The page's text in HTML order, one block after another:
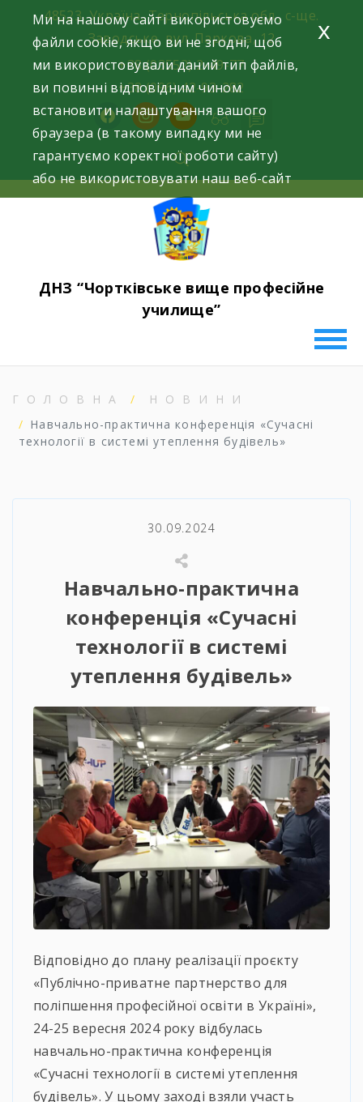
content
48523, Україна, Тернопільська обл., с-ще.
Заводське, вул. Паркова, 12
+38 (03552) 2-49-77
+38 (096) 42-93-282
facebookinstagramyoutube
ДНЗ “Чортківське вище професійне
училище”
ГОЛОВНА
НОВИНИ
Навчально-практична конференція «Сучасні
технології в системі утеплення будівель»
30.09.2024
Навчально-практична
конференція «Сучасні
технології в системі
утеплення будівель»
Відповідно до плану реалізації проєкту
«Публічно-приватне партнерство для
поліпшення професійної освіти в Україні»,
24-25 вересня 2024 року відбулась
навчально-практична конференція
«Сучасні технології в системі утеплення
будівель». У цьому заході взяли участь
Ми на нашому сайті використовуємо
файли cookie, якщо ви не згодні, щоб
ми використовували даний тип файлів,
ви повинні відповідним чином
встановити налаштування вашого
браузера (в такому випадку ми не
гарантуємо коректної роботи сайту)
або не використовувати наш веб-сайт
x